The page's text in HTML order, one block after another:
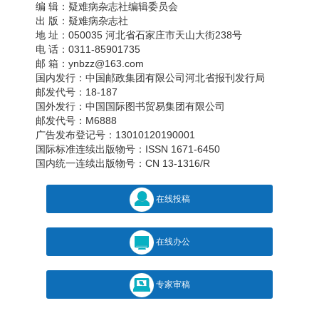
编 辑：疑难病杂志社编辑委员会
出 版：疑难病杂志社
地 址：050035 河北省石家庄市天山大街238号
电 话：0311-85901735
邮 箱：ynbzz@163.com
国内发行：中国邮政集团有限公司河北省报刊发行局
邮发代号：18-187
国外发行：中国国际图书贸易集团有限公司
邮发代号：M6888
广告发布登记号：13010120190001
国际标准连续出版物号：ISSN 1671-6450
国内统一连续出版物号：CN 13-1316/R
在线投稿
在线办公
专家审稿